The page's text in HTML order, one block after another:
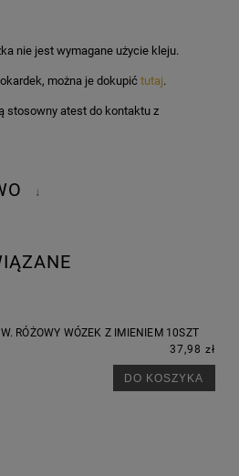
nie jest wymagane użycie kleju.
można je dokupić tutaj.
stosowny atest do kontaktu z
↓
RÓŻOWY WÓZEK Z IMIENIEM 10SZT
37,98 zł
DO KOSZYKA